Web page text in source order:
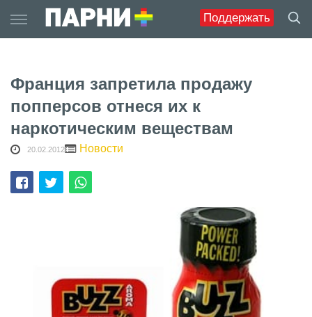
Поддержать
to
content
Франция запретила продажу
попперсов отнеся их к
наркотическим веществам
20.02.2012 Новости